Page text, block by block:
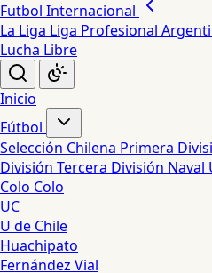
Futbol Internacional
La Liga Liga Profesional
Lucha Libre
Inicio
Fútbol
Selección Chilena Primera
División Tercera División Naval
Colo Colo
UC
U de Chile
Huachipato
Fernández Vial